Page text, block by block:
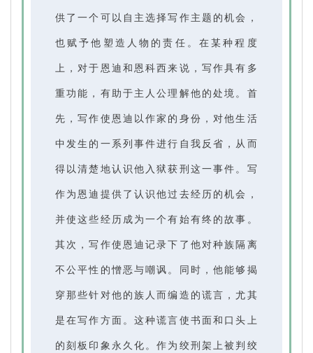
供了一个可以自主选择写作主题的机会，
也赋予他塑造人物的责任。在某种程度
上，对于恩迪和恩科西来说，写作具有多
重功能，有助于主人公理解他的处境。首
先，写作使恩迪以作家的身份，对他生活
中发生的一系列事件进行自我反省，从而
得以清楚地认识他入狱获刑这一事件。写
作为恩迪提供了认识他过去经历的机会，
并使这些经历成为一个有始有终的故事。
其次，写作使恩迪记录下了他对种族隔离
不公平性的憎恶与嘲讽。同时，他能够揭
穿那些针对他的族人而编造的谎言，尤其
是在写作方面。这种谎言使书面和口头上
的刻板印象永久化。作为绞刑架上被判绞